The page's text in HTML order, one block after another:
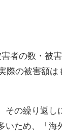
者の数・被
際の被害額は
その繰り返し
いため、「海